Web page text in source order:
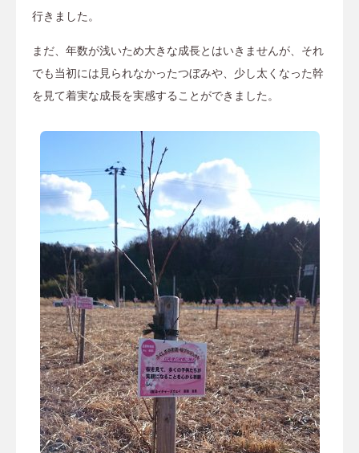
行きました。
まだ、年数が浅いため大きな成長とはいきませんが、それ
でも当初には見られなかったつぼみや、少し太くなった幹
を見て着実な成長を実感することができました。